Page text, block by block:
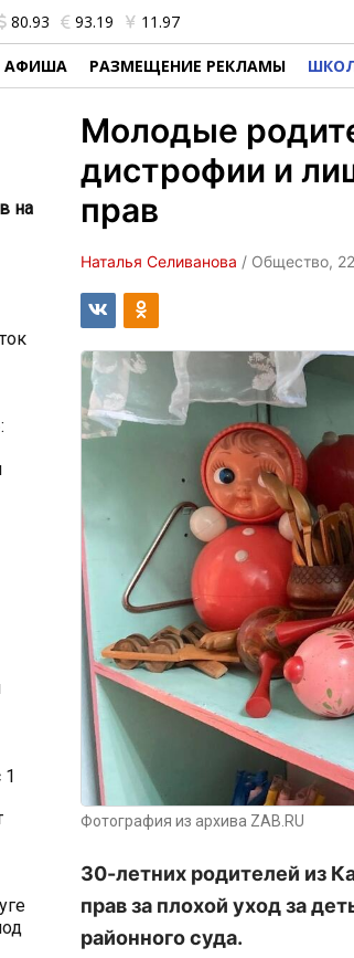
80.93 93.19 11.97
АФИША РАЗМЕЩЕНИЕ РЕКЛАМЫ
на
1
Молодые
дистрофии и
прав
Наталья Селиванова / Общество,
Фотография из архива ZAB.RU
30-летних родителей из
прав за плохой уход за
районного суда.